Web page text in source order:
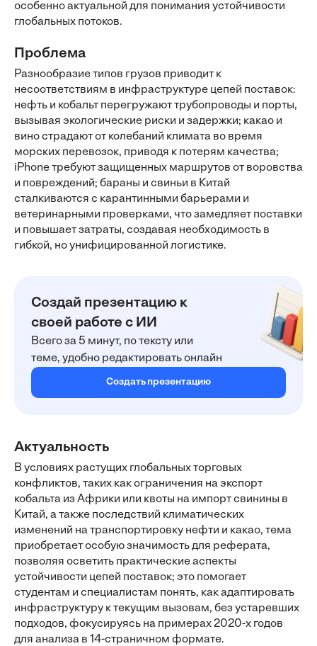
особенно актуальной для понимания устойчивости
глобальных потоков.
Проблема
Разнообразие типов грузов приводит к
несоответствиям в инфраструктуре цепей поставок:
нефть и кобальт перегружают трубопроводы и порты,
вызывая экологические риски и задержки; какао и
вино страдают от колебаний климата во время
морских перевозок, приводя к потерям качества;
iPhone требуют защищенных маршрутов от воровства
и повреждений; бараны и свиньи в Китай
сталкиваются с карантинными барьерами и
ветеринарными проверками, что замедляет поставки
и повышает затраты, создавая необходимость в
гибкой, но унифицированной логистике.
Создай презентацию к
своей работе с ИИ
Всего за 5 минут, по тексту или
теме, удобно редактировать онлайн
Создать презентацию
Актуальность
В условиях растущих глобальных торговых
конфликтов, таких как ограничения на экспорт
кобальта из Африки или квоты на импорт свинины в
Китай, а также последствий климатических
изменений на транспортировку нефти и какао, тема
приобретает особую значимость для реферата,
позволяя осветить практические аспекты
устойчивости цепей поставок; это помогает
студентам и специалистам понять, как адаптировать
инфраструктуру к текущим вызовам, без устаревших
подходов, фокусируясь на примерах 2020-х годов
для анализа в 14-страничном формате.